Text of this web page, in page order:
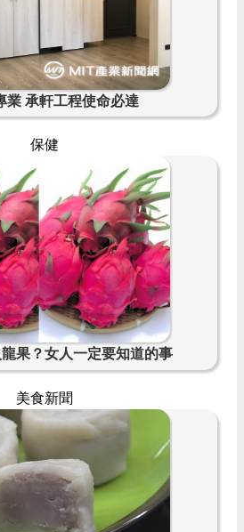
業 承軒工程使命必達
保健
果？女人一定要知道的事
美食新聞